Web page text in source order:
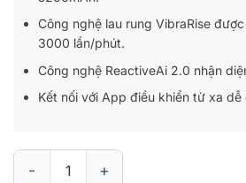
Công nghệ lau rung VibraRise
3000 lần/phút.
Công nghệ ReactiveAi 2.0 nhận
Kết nối với App điều khiển từ xa dễ